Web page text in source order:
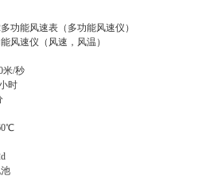
功能风速表（多功能风速仪）
风速仪（风速，风温）
米/秒
时